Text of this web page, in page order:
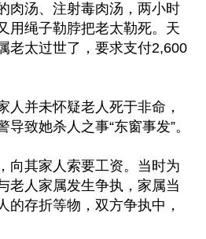
肉汤、注射毒肉汤，两小时
用绳子勒脖把老太勒死。天
老太过世了，要求支付2,600
人并未怀疑老人死于非命，
致她杀人之事“东窗事发”。
向其家人索要工资。当时为
老人家属发生争执，家属当
的存折等物，双方争执中，